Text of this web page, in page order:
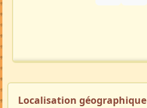
Localisation géographique